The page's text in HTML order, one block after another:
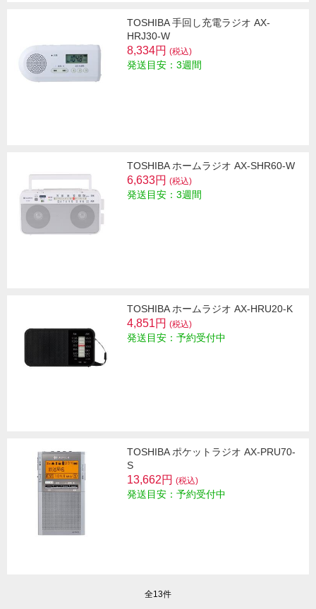
TOSHIBA 手回し充電ラジオ AX-
HRJ30-W
8,334円 (税込)
発送目安：3週間
TOSHIBA ホームラジオ AX-SHR60-W
6,633円 (税込)
発送目安：3週間
TOSHIBA ホームラジオ AX-HRU20-K
4,851円 (税込)
発送目安：予約受付中
TOSHIBA ポケットラジオ AX-PRU70-
S
13,662円 (税込)
発送目安：予約受付中
全13件